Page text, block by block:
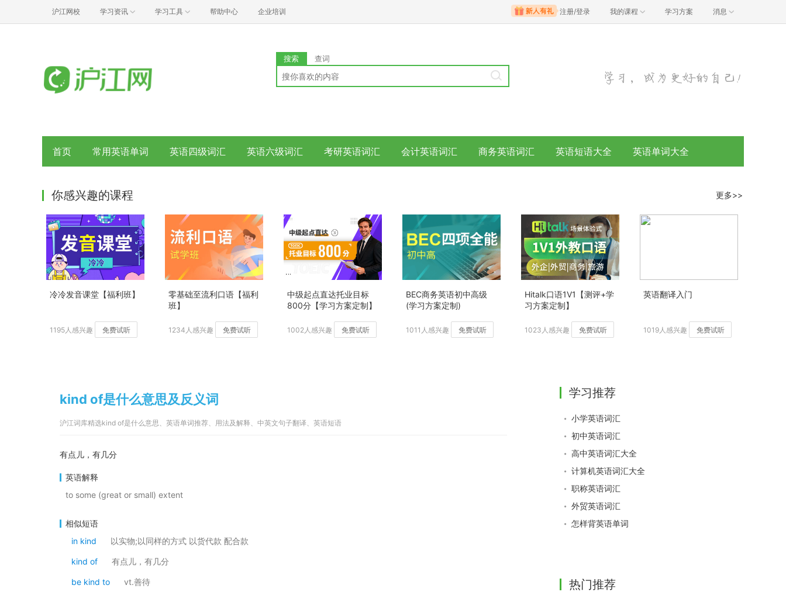
沪江网校 学习资讯 学习工具 帮助中心 企业培训 注册/登录 我的课程 学习方案 消息
搜索 查词
首页 常用英语单词 英语四级词汇 英语六级词汇 考研英语词汇 会计英语词汇 商务英语词汇 英语短语大全 英语单词大全
你感兴趣的课程 更多>>
冷冷发音课堂【福利班】
1195人感兴趣 免费试听
零基础至流利口语【福利
班】
1234人感兴趣 免费试听
中级起点直达托业目标
800分【学习方案定制】
1002人感兴趣 免费试听
BEC商务英语初中高级
(学习方案定制)
1011人感兴趣 免费试听
Hitalk口语1V1【测评+学
习方案定制】
1023人感兴趣 免费试听
英语翻译入门
1019人感兴趣 免费试听
kind of是什么意思及反义词
沪江词库精选kind of是什么意思、英语单词推荐、用法及解释、中英文句子翻译、英语短语
有点儿，有几分
英语解释
to some (great or small) extent
相似短语
in kind
以实物;以同样的方式 以货代款 配合款
kind of 有点儿，有几分
be kind to vt.善待
学习推荐
小学英语词汇
初中英语词汇
高中英语词汇大全
计算机英语词汇大全
职称英语词汇
外贸英语词汇
怎样背英语单词
热门推荐